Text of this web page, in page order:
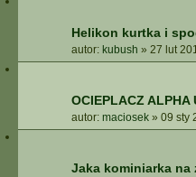
Helikon kurtka i
autor: kubush » 27 lut
OCIEPLACZ ALPHA
autor: maciosek » 09 sty
Jaka kominiarka na